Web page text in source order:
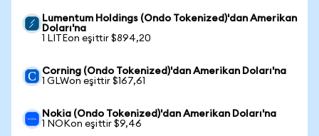
Lumentum Holdings (Ondo Tokenized)'dan Amerikan
Doları'na
1 LITEon eşittir $894,20
Corning (Ondo Tokenized)'dan Amerikan Doları'na
1 GLWon eşittir $167,61
Nokia (Ondo Tokenized)'dan Amerikan Doları'na
1 NOKon eşittir $9,46